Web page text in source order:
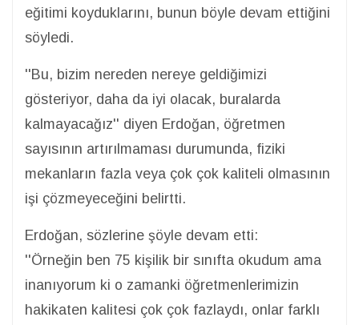
eğitimi koyduklarını, bunun böyle devam ettiğini
söyledi.
''Bu, bizim nereden nereye geldiğimizi
gösteriyor, daha da iyi olacak, buralarda
kalmayacağız'' diyen Erdoğan, öğretmen
sayısının artırılmaması durumunda, fiziki
mekanların fazla veya çok çok kaliteli olmasının
işi çözmeyeceğini belirtti.
Erdoğan, sözlerine şöyle devam etti:
''Örneğin ben 75 kişilik bir sınıfta okudum ama
inanıyorum ki o zamanki öğretmenlerimizin
hakikaten kalitesi çok çok fazlaydı, onlar farklı